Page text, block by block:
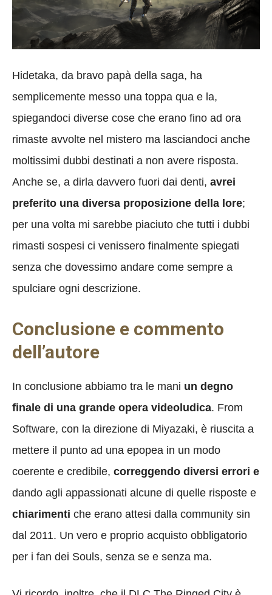
Hidetaka, da bravo papà della saga, ha
semplicemente messo una toppa qua e la,
spiegandoci diverse cose che erano fino ad ora
rimaste avvolte nel mistero ma lasciandoci anche
moltissimi dubbi destinati a non avere risposta.
Anche se, a dirla davvero fuori dai denti, avrei
preferito una diversa proposizione della lore;
per una volta mi sarebbe piaciuto che tutti i dubbi
rimasti sospesi ci venissero finalmente spiegati
senza che dovessimo andare come sempre a
spulciare ogni descrizione.
Conclusione e commento
dell’autore
In conclusione abbiamo tra le mani un degno
finale di una grande opera videoludica. From
Software, con la direzione di Miyazaki, è riuscita a
mettere il punto ad una epopea in un modo
coerente e credibile, correggendo diversi errori e
dando agli appassionati alcune di quelle risposte e
chiarimenti che erano attesi dalla community sin
dal 2011. Un vero e proprio acquisto obbligatorio
per i fan dei Souls, senza se e senza ma.